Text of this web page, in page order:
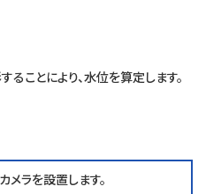
ことにより、水位を算定します。
ラを設置します。